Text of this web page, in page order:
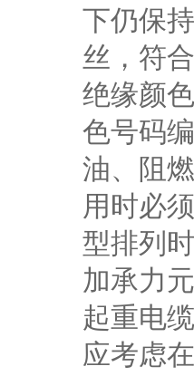
下仍保
丝，符
绝缘颜
色号码
油、阻
用时必
型排列
加承力
起重电
应考虑